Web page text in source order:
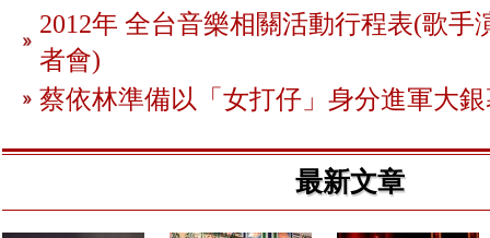
2012年 全台音樂相關活動行程表(歌手
者會)
蔡依林準備以「女打仔」身分進軍大
最新文章